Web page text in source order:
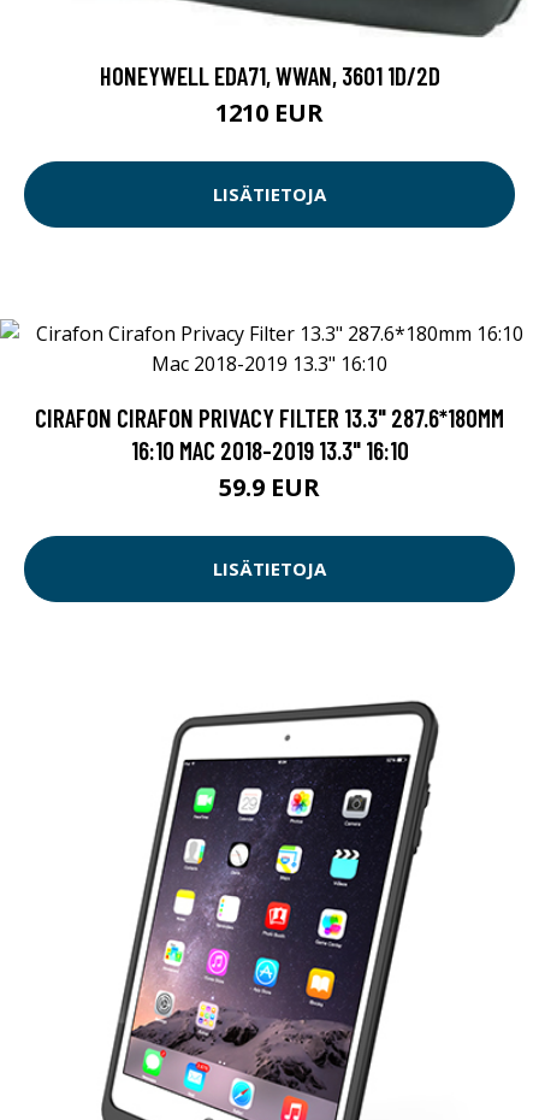
HONEYWELL EDA71, WWAN, 3601 1D/2D
1210 EUR
LISÄTIETOJA
CIRAFON CIRAFON PRIVACY FILTER 13.3" 287.6*180MM
16:10 MAC 2018-2019 13.3" 16:10
59.9 EUR
LISÄTIETOJA